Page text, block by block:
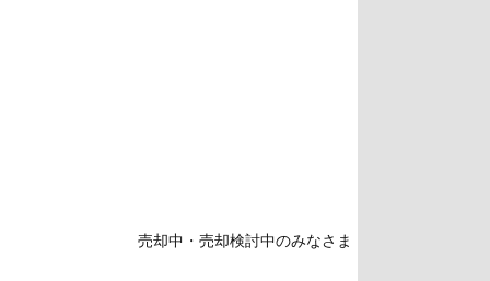
売却中・売却検討中のみなさま